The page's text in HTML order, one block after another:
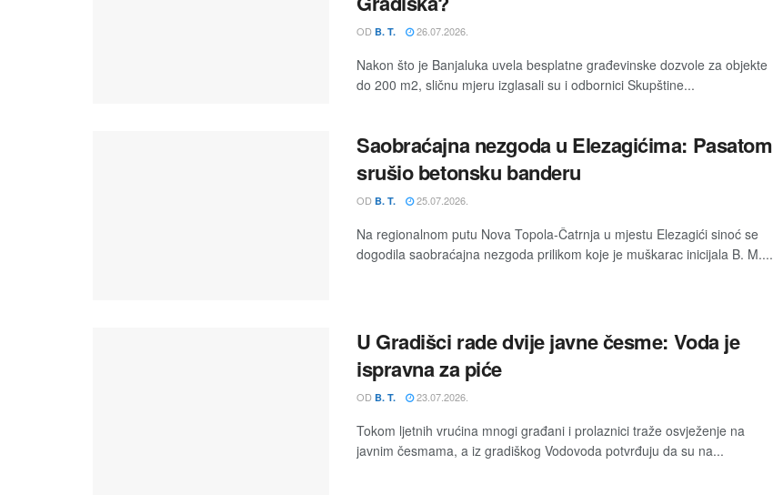
OD B. T. 26.07.2026.
Nakon što je Banjaluka uvela besplatne građevinske dozvole za objekte
do 200 m2, sličnu mjeru izglasali su i odbornici Skupštine...
Saobraćajna nezgoda u Elezagićima: Pasatom
srušio betonsku banderu
OD B. T. 25.07.2026.
Na regionalnom putu Nova Topola-Čatrnja u mjestu Elezagići sinoć se
dogodila saobraćajna nezgoda prilikom koje je muškarac inicijala B. M....
U Gradišci rade dvije javne česme: Voda je
ispravna za piće
OD B. T. 23.07.2026.
Tokom ljetnih vrućina mnogi građani i prolaznici traže osvježenje na
javnim česmama, a iz gradiškog Vodovoda potvrđuju da su na...